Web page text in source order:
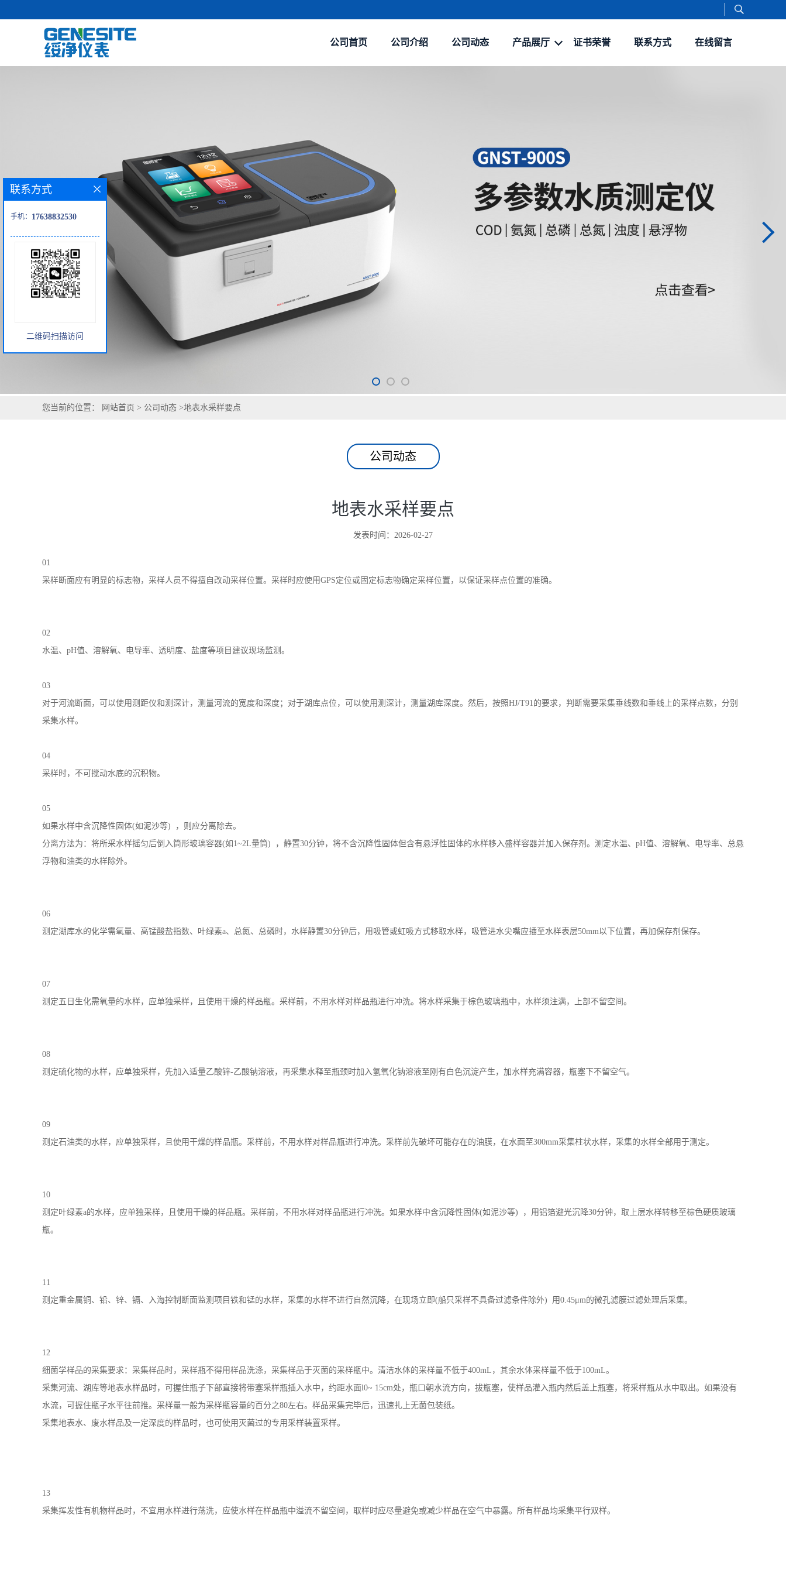
公司首页 公司介绍 公司动态 产品展厅 证书荣誉 联系方式 在线留言
您当前的位置： 网站首页 > 公司动态 >地表水采样要点
公司动态
地表水采样要点
发表时间：2026-02-27
01
采样断面应有明显的标志物，采样人员不得擅自改动采样位置。采样时应使用GPS定位或固定标志物确定采样位置，以保证采样点位置的准确。
02
水温、pH值、溶解氧、电导率、透明度、盐度等项目建议现场监测。
03
对于河流断面，可以使用测距仪和测深计，测量河流的宽度和深度；对于湖库点位，可以使用测深计，测量湖库深度。然后，按照HJ/T91的要求，判断需要采集垂线数和垂线上的采样点数，分别
采集水样。
04
采样时，不可搅动水底的沉积物。
05
如果水样中含沉降性固体(如泥沙等) ，则应分离除去。
分离方法为：将所采水样摇匀后倒入筒形玻璃容器(如1~2L量筒) ，静置30分钟，将不含沉降性固体但含有悬浮性固体的水样移入盛样容器并加入保存剂。测定水温、pH值、溶解氧、电导率、总悬
浮物和油类的水样除外。
06
测定湖库水的化学需氧量、高锰酸盐指数、叶绿素a、总氮、总磷时，水样静置30分钟后，用吸管或虹吸方式移取水样，吸管进水尖嘴应插至水样表层50mm以下位置，再加保存剂保存。
07
测定五日生化需氧量的水样，应单独采样，且使用干燥的样品瓶。采样前，不用水样对样品瓶进行冲洗。将水样采集于棕色玻璃瓶中，水样须注满，上部不留空间。
08
测定硫化物的水样，应单独采样，先加入适量乙酸锌-乙酸钠溶液，再采集水释至瓶颈时加入氢氧化钠溶液至刚有白色沉淀产生，加水样充满容器，瓶塞下不留空气。
09
测定石油类的水样，应单独采样，且使用干燥的样品瓶。采样前，不用水样对样品瓶进行冲洗。采样前先破坏可能存在的油膜，在水面至300mm采集柱状水样，采集的水样全部用于测定。
10
测定叶绿素a的水样，应单独采样，且使用干燥的样品瓶。采样前，不用水样对样品瓶进行冲洗。如果水样中含沉降性固体(如泥沙等) ，用铝箔避光沉降30分钟，取上层水样转移至棕色硬质玻璃
瓶。
11
测定重金属铜、铅、锌、镉、入海控制断面监测项目铁和锰的水样，采集的水样不进行自然沉降，在现场立即(船只采样不具备过滤条件除外) 用0.45μm的微孔滤膜过滤处理后采集。
12
细菌学样品的采集要求：采集样品时，采样瓶不得用样品洗涤，采集样品于灭菌的采样瓶中。清洁水体的采样量不低于400mL，其余水体采样量不低于100mL。
采集河流、湖库等地表水样品时，可握住瓶子下部直接将带塞采样瓶插入水中，约距水面l0~ 15cm处，瓶口朝水流方向，拔瓶塞，使样品灌入瓶内然后盖上瓶塞，将采样瓶从水中取出。如果没有
水流，可握住瓶子水平往前推。采样量一般为采样瓶容量的百分之80左右。样品采集完毕后，迅速扎上无菌包装纸。
采集地表水、废水样品及一定深度的样品时，也可使用灭菌过的专用采样装置采样。
13
采集挥发性有机物样品时，不宜用水样进行荡洗，应使水样在样品瓶中溢流不留空间，取样时应尽量避免或减少样品在空气中暴露。所有样品均采集平行双样。
联系方式
手机： 17638832530
二维码扫描访问